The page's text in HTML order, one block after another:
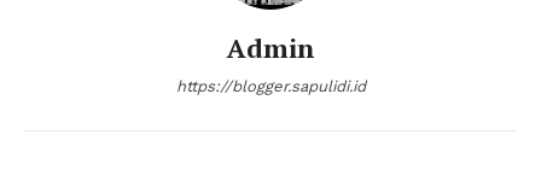
Admin
https://blogger.sapulidi.id